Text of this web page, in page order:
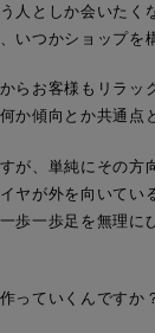
人としか会いた
いつかショップを
お客様もリラッ
か傾向とか共通点
、単純にその方
ヤが外を向いて
一歩足を無理に
っていくんですか